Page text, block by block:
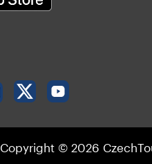
Copyright © 2026